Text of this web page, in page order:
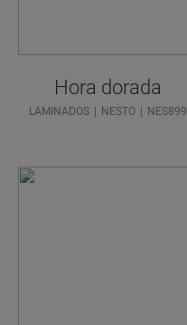
Hora dorada
LAMINADOS NESTO NES899